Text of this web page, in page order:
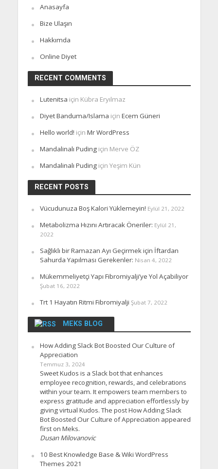
Anasayfa
Bize Ulaşın
Hakkımda
Online Diyet
RECENT COMMENTS
Lutenitsa için Kübra Eryılmaz
Diyet Banduma/Islama için Ecem Güneri
Hello world! için Mr WordPress
Mandalinalı Pudingiçin Merve ÖZ
Mandalinalı Pudingiçin Yeşim Kün
RECENT POSTS
Vücudunuza Boş Kalori Yüklemeyin! Eylül 21, 2022
Metabolizma Hızını Artıracak Öneriler: Eylül 21,
2022
Sağlıklı bir Ramazan Ayı Geçirmek için İftardan
Sahurda Yapılması Gerekenler: Nisan 4, 2022
Mükemmeliyetçi Yapı Fibromiyalji’ye Yol Açabiliyor
Şubat 16, 2022
Trt 1 Hayatın Ritmi Fibromiyalji Şubat 7, 2022
MEKS BLOG
How Adding Slack Bot Boosted Our Culture of
Appreciation
Temmuz 3, 2024
Sweet Kudos is a Slack bot that enhances
employee recognition, rewards, and celebrations
within your team. It empowers team members to
express gratitude and appreciation effortlessly by
giving virtual Kudos. The post How Adding Slack
Bot Boosted Our Culture of Appreciation appeared
first on Meks.
Dusan Milovanovic
10 Best Knowledge Base & Wiki WordPress
Themes 2021